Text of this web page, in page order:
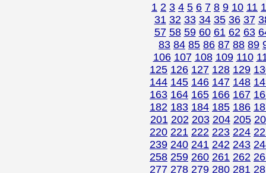
1 2 3 4 5 6 7 8 9 10 11
31 32 33 34 35 36 37
57 58 59 60 61 62 63
83 84 85 86 87 88 89
106 107 108 109 110
125 126 127 128 129
144 145 146 147 148
163 164 165 166 167
182 183 184 185 186
201 202 203 204 205
220 221 222 223 224
239 240 241 242 243
258 259 260 261 262
277 278 279 280 281